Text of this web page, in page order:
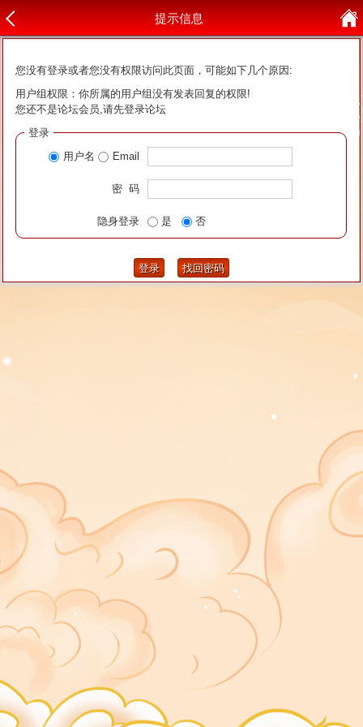
提示信息
您没有登录或者您没有权限访问此页面，可能如下几个原因:
用户组权限：你所属的用户组没有发表回复的权限!
您还不是论坛会员,请先登录论坛
登录
用户名
Email
密 码
隐身登录 是 否